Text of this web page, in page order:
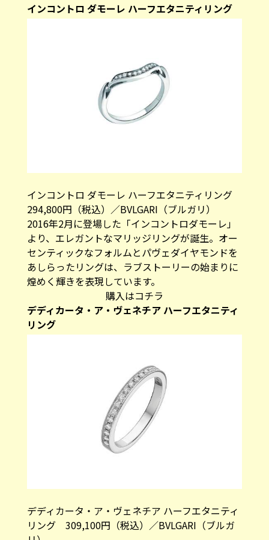
インコントロ ダモーレ ハーフエタニティリング
インコントロ ダモーレ ハーフエタニティリング
294,800円（税込）／BVLGARI（ブルガリ）
2016年2月に登場した「インコントロダモーレ」
より、エレガントなマリッジリングが誕生。オー
センティックなフォルムとパヴェダイヤモンドを
あしらったリングは、ラブストーリーの始まりに
煌めく輝きを表現しています。
購入はコチラ
デディカータ・ア・ヴェネチア ハーフエタニティ
リング
デディカータ・ア・ヴェネチア ハーフエタニティ
リング 309,100円（税込）／BVLGARI（ブルガ